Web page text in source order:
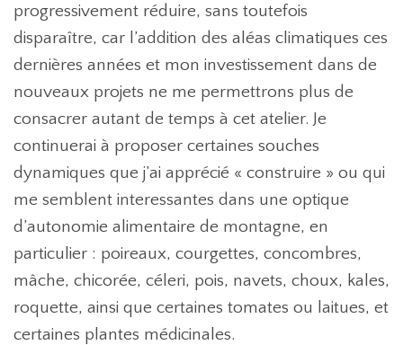
progressivement réduire, sans toutefois
disparaître, car l’addition des aléas climatiques ces
dernières années et mon investissement dans de
nouveaux projets ne me permettrons plus de
consacrer autant de temps à cet atelier. Je
continuerai à proposer certaines souches
dynamiques que j’ai apprécié « construire » ou qui
me semblent interessantes dans une optique
d’autonomie alimentaire de montagne, en
particulier : poireaux, courgettes, concombres,
mâche, chicorée, céleri, pois, navets, choux, kales,
roquette, ainsi que certaines tomates ou laitues, et
certaines plantes médicinales.